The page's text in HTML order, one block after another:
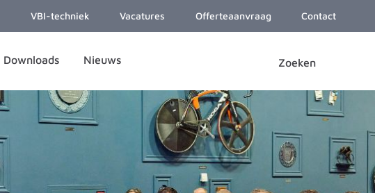
VBI-techniek Vacatures Offerteaanvraag Contact
Downloads Nieuws